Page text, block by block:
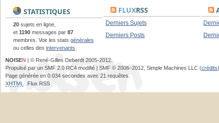
STATISTIQUES
20 sujets en ligne,
et 1190 messages par 87
membres. Voir les stats générales
ou celles des intervenants
FLUXRSS
Derniers Sujets
Derniers Posts
NOISEN | © René-Gilles Deberdt 2005-2012.
Propulsé par un SMF 2.0 RC4 modifié | SMF © 2006–2012, Simple Machines LLC (crédits)
Page générée en 0.034 secondes avec 21 requêtes.
XHTML
Flux RSS